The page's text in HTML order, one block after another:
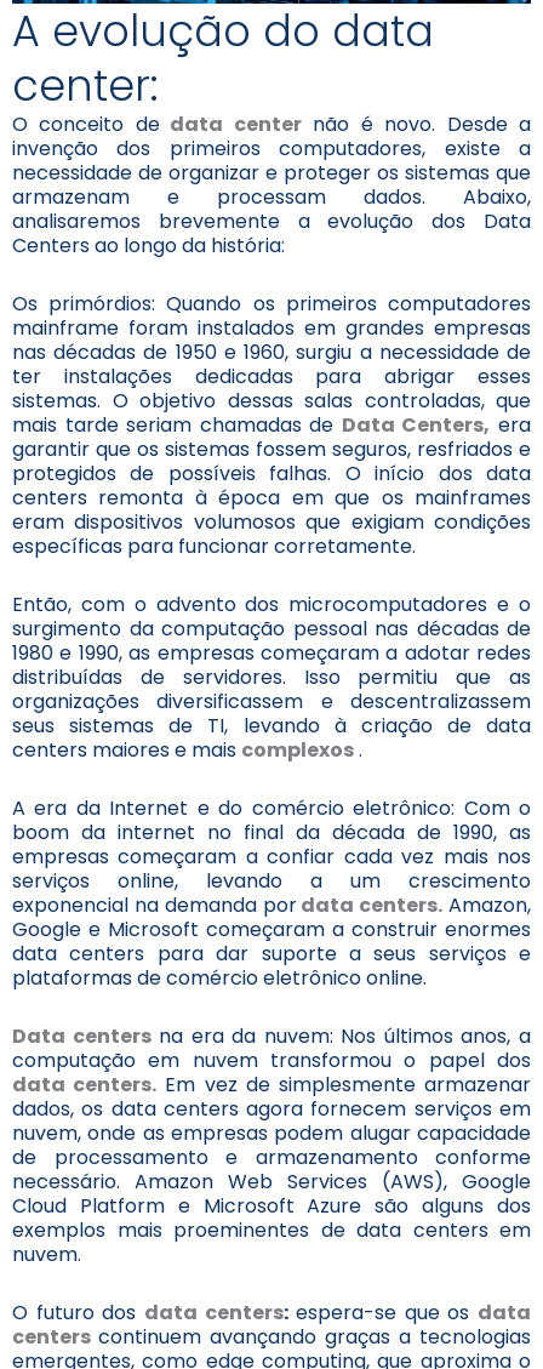
A evolução do data
center:
O conceito dedata centernão é novo. Desde a
invenção dos primeiros computadores, existe a
necessidade de organizar e proteger os sistemas que
armazenam e processam dados. Abaixo,
analisaremos brevemente a evolução dos Data
Centers ao longo da história:
Os primórdios: Quando os primeiros computadores
mainframe foram instalados em grandes empresas
nas décadas de 1950 e 1960, surgiu a necessidade de
ter instalações dedicadas para abrigar esses
sistemas. O objetivo dessas salas controladas, que
mais tarde seriam chamadas de Data Centers, era
garantir que os sistemas fossem seguros, resfriados e
protegidos de possíveis falhas. O início dos data
centers remonta à época em que os mainframes
eram dispositivos volumosos que exigiam condições
específicas para funcionar corretamente.
Então, com o advento dos microcomputadores e o
surgimento da computação pessoal nas décadas de
1980 e 1990, as empresas começaram a adotar redes
distribuídas de servidores. Isso permitiu que as
organizações diversificassem e descentralizassem
seus sistemas de TI, levando à criação de data
centers maiores e mais complexos.
A era da Internet e do comércio eletrônico: Com o
boom da internet no final da década de 1990, as
empresas começaram a confiar cada vez mais nos
serviços online, levando a um crescimento
exponencial na demanda pordata centers. Amazon,
Google e Microsoft começaram a construir enormes
data centers para dar suporte a seus serviços e
plataformas de comércio eletrônico online.
Data centersna era da nuvem: Nos últimos anos, a
computação em nuvem transformou o papel dos
data centers. Em vez de simplesmente armazenar
dados, os data centers agora fornecem serviços em
nuvem, onde as empresas podem alugar capacidade
de processamento e armazenamento conforme
necessário. Amazon Web Services (AWS), Google
Cloud Platform e Microsoft Azure são alguns dos
exemplos mais proeminentes de data centers em
nuvem.
O futuro dos data centers:espera-se que os data
centers continuem avançando graças a tecnologias
emergentes, como edge computing, que aproxima o